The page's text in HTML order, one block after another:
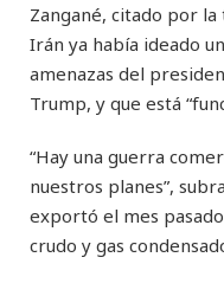
Zangané, citado por
Irán ya había ideado
amenazas del
Trump, y que está
“Hay una guerra
nuestros planes”,
exportó el mes
crudo y gas